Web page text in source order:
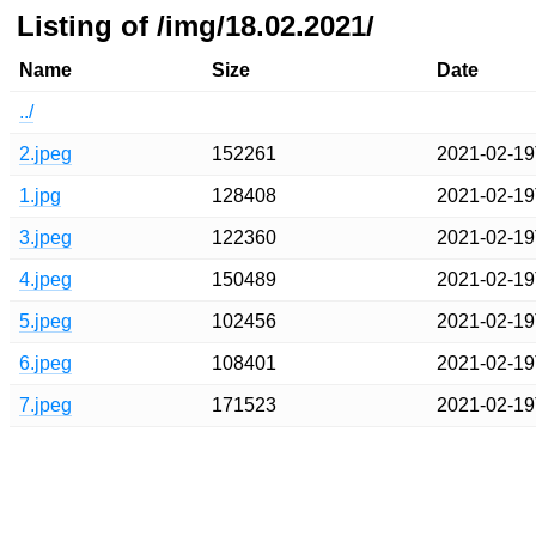
Listing of /img/18.02.2021/
Name Size Date
../
2.jpeg 152261 2021-02-
1.jpg 128408 2021-02-
3.jpeg 122360 2021-02-
4.jpeg 150489 2021-02-
5.jpeg 102456 2021-02-
6.jpeg 108401 2021-02-
7.jpeg 171523 2021-02-